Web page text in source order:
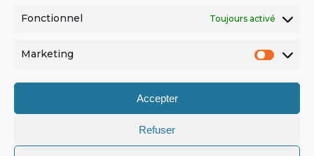
Fonctionnel Toujours activé
Marketing
Accepter
Refuser
LES EXCLUS
DANS VOTRE
MENTIONS LÉGALES